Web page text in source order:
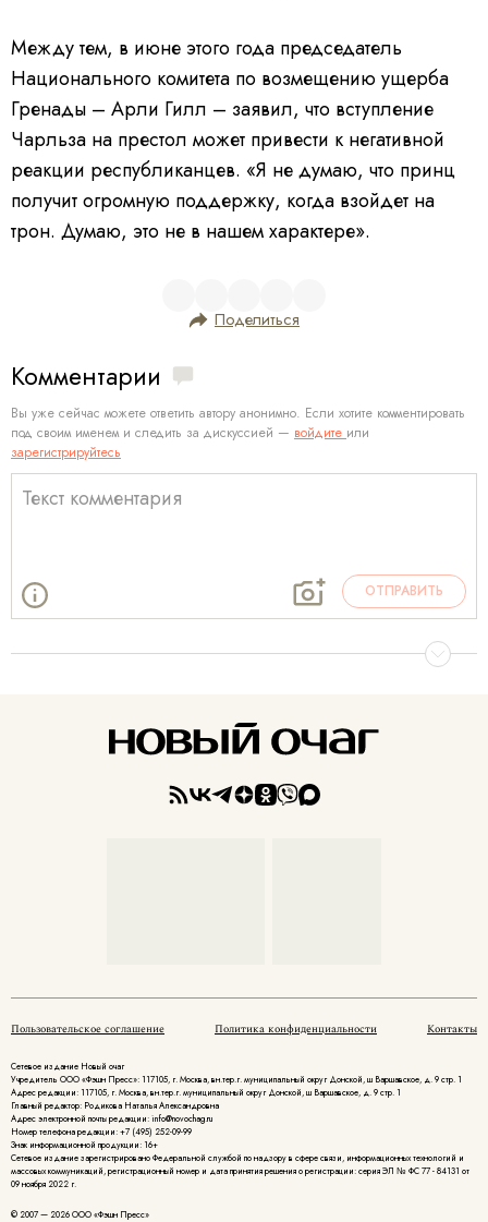
Между тем, в июне этого года председатель
Национального комитета по возмещению ущерба
Гренады – Арли Гилл – заявил, что вступление
Чарльза на престол может привести к негативной
реакции республиканцев. «Я не думаю, что принц
получит огромную поддержку, когда взойдет на
трон. Думаю, это не в нашем характере».
Поделиться
Комментарии
Вы уже сейчас можете ответить автору анонимно. Если хотите комментировать
под своим именем и следить за дискуссией — войдите или
зарегистрируйтесь
ОТПРАВИТЬ
Пользовательское соглашение Политика конфиденциальности Контакты
Сетевое издание Новый очаг
Учредитель ООО «Фэшн Пресс»: 117105, г. Москва, вн.тер.г. муниципальный округ Донской, ш Варшавское, д. 9 стр. 1
Адрес редакции: 117105, г. Москва, вн.тер.г. муниципальный округ Донской, ш Варшавское, д. 9 стр. 1
Главный редактор: Родикова Наталья Александровна
Адрес электронной почты редакции: info@novochag.ru
Номер телефона редакции: +7 (495) 252-09-99
Знак информационной продукции: 16+
Cетевое издание зарегистрировано Федеральной службой по надзору в сфере связи, информационных технологий и
массовых коммуникаций, регистрационный номер и дата принятия решения о регистрации: серия ЭЛ № ФС 77 - 84131 от
09 ноября 2022 г.
© 2007 — 2026 ООО «Фэшн Пресс»